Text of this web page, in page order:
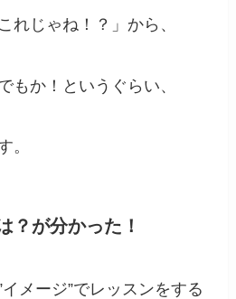
れじゃね！？」から、
もか！というぐらい、
。
？が分かった！
メージ”でレッスンをする